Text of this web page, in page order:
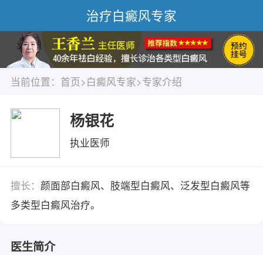
治疗白癜风专家
当前位置： 首页>白癜风专家>专家介绍
杨银花
执业医师
擅长： 颜面部白癜风、肢端型白癜风、泛发型白癜风等
多类型白癜风治疗。
医生简介